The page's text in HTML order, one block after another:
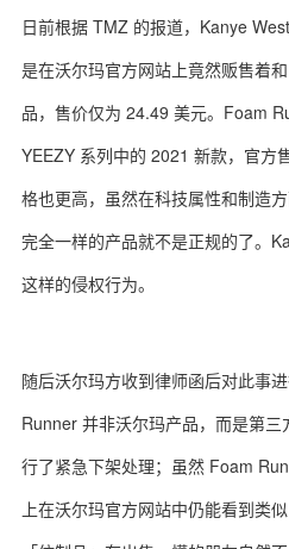
日前根据 TMZ 的报道，Kanye
是在沃尔玛官方网站上竟然贩售着
品，售价仅为 24.49 美元。Foam
YEEZY 系列中的 2021 新款，官方
格也更高，虽然在科技属性和制造
完全一样的产品就不是正规的了。
这样的侵权行为。
随后沃尔玛方收到律师函后对此事
Runner 并非沃尔玛产品，而是第
行了紧急下架处理；虽然 Foam
上在沃尔玛官方网站中仍能看到类